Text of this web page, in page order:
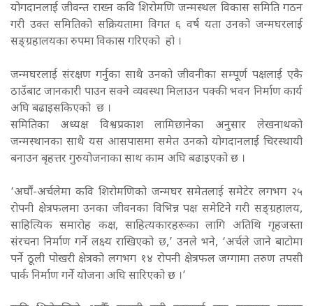
योगदानलाई जीवन्त राख्न कवि शिरोमणि जन्मस्थल विकास समिति गठन
गरी उक्त समितिको सक्रियतामा विगत ६ वर्ष यता उनको जन्मघरलाई
सङ्ग्रहालयका रुपमा विकास गरिएको हो ।
जन्मघरलाई संरक्षण गर्नुका साथै उनको जीवनीका सम्पूर्ण पक्षलाई एकै
ठाउँबाट जानकारी पाउन सक्ने व्यवस्था मिलाउन पक्की भवन निर्माण कार्य
अघि बढाइसकिएको छ ।
समितिका अध्यक्ष विश्वप्रकाश लामिछानेका अनुसार लेखनाथको
जन्मस्थानका साथै यस आसपासमा समेत उनको योगदानलाई चिरस्थायी
बनाउन बृहत्तर गुरुयोजनाका साथ काम अघि बढाइएको छ ।
‘अर्घौं-अर्चलेमा कवि शिरोमणिको जन्मघर समेतलाई समेटेर लगभग २५
रोपनी क्षेत्रफलमा उनका जीवनका विभिन्न पक्ष समेटिने गरी सङ्ग्रहालय,
साहित्यिक समारोह कक्ष, साहित्यकारहरूका लागि अतिथि गृहजस्ता
संरचना निर्माण गर्ने लक्ष्य राखिएको छ,’ उनले भने, ‘अर्चले जाने बाटोमा
पर्ने ठूली पोखरी क्षेत्रको लगभग १४ रोपनी क्षेत्रफल जग्गामा तरुण तपसी
पार्क निर्माण गर्ने योजना अघि सारिएको छ ।’